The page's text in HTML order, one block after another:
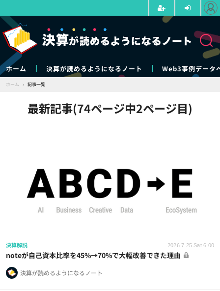
ホーム 決算が読めるようになるノート Web3事例データ
ホーム › 記事一覧
最新記事(74ページ中2ページ目)
決算解説 2026.7.25 Sat 6:00
noteが自己資本比率を45%→70%で大幅改善できた理由
決算が読めるようになるノート